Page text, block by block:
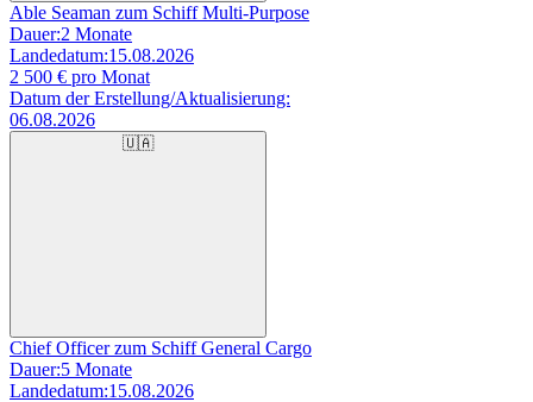
Able Seaman zum Schiff Multi-Purpose
Dauer:2 Monate
Landedatum:15.08.2026
2 500 € pro Monat
Datum der Erstellung/Aktualisierung:
06.08.2026
🇺🇦
Chief Officer zum Schiff General Cargo
Dauer:5 Monate
Landedatum:15.08.2026